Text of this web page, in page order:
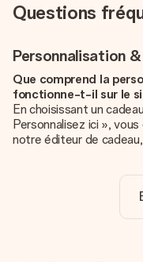
Questions
Personnalisation
Que comprend la
fonctionne-t-il sur le
En choisissant un
Personnalisez ici »,
notre éditeur de
unique pour ajouter
La personnalisation